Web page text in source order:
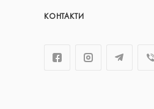
КОНТАКТИ